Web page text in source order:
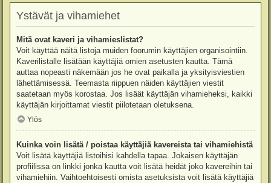
Ystävät ja vihamiehet
Mitä ovat kaveri ja vihamieslistat?
Voit käyttää näitä listoja muiden foorumin käyttäjien organisointiin.
Kaverilistalle lisätään käyttäjiä omien asetusten kautta. Tämä
auttaa nopeasti näkemään jos he ovat paikalla ja yksityisviestien
lähettämisessä. Teemasta riippuen näiden käyttäjien viestit
saatetaan myös korostaa. Jos lisäät käyttäjän vihamieheksi, kaikki
käyttäjän kirjoittamat viestit piilotetaan oletuksena.
Ylös
Kuinka voin lisätä / poistaa käyttäjiä kavereista tai vihamiehistä
Voit lisätä käyttäjiä listoihisi kahdella tapaa. Jokaisen käyttäjän
profiilissa on linkki jonka kautta voit lisätä heidät joko kavereihin tai
vihamiehiin. Vaihtoehtoisesti omista asetuksista voit lisätä käyttäjiä